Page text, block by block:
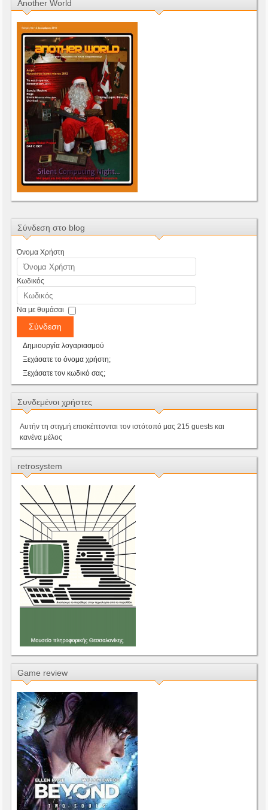
Another World
Σύνδεση στο blog
Όνομα Χρήστη
Κωδικός
Να με θυμάσαι
Σύνδεση
Δημιουργία λογαριασμού
Ξεχάσατε το όνομα χρήστη;
Ξεχάσατε τον κωδικό σας;
Συνδεμένοι χρήστες
Αυτήν τη στιγμή επισκέπτονται τον ιστότοπό μας 215 guests και
κανένα μέλος
retrosystem
Game review